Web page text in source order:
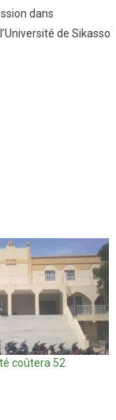
dans
de Sikasso
coûtera 52